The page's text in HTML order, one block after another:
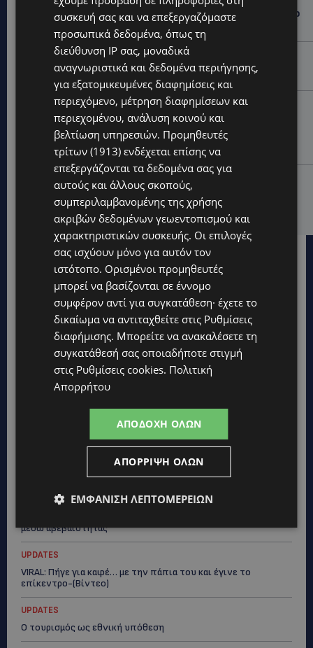
VIRAL: Πήγε για καφέ… με την πάπια του και έγινε το
επίκεντρο-(Βίντεο)
UPDATES
Ο τουρισμός ως εθνική υπόθεση
UPDATES
Εμβληματική Τουριστική Έκταση στην Παραλιακή
Ζώνη Αλαμινού με Αδειοδοτημένη Ξενοδοχειακή
Ανάπτυξη και Πανοραμική Θέα της Θάλασσας
UPDATES
Επένδυση €31 εκατ. για εκσυγχρονισμό των
Υπηρεσιών Κοινωνικής Ευημερίας
UPDATES
μέσω αβεβαιότητας
UPDATES
VIRAL: Πήγε για καφέ… με την πάπια του και έγινε το
επίκεντρο-(Βίντεο)
UPDATES
Ο τουρισμός ως εθνική υπόθεση
συσκευή σας και να επεξεργαζόμαστε
προσωπικά δεδομένα, όπως τη
διεύθυνση IP σας, μοναδικά
αναγνωριστικά και δεδομένα περιήγησης,
για εξατομικευμένες διαφημίσεις και
περιεχόμενο, μέτρηση διαφημίσεων και
περιεχομένου, ανάλυση κοινού και
βελτίωση υπηρεσιών. Προμηθευτές
τρίτων (1913) ενδέχεται επίσης να
επεξεργάζονται τα δεδομένα σας για
αυτούς και άλλους σκοπούς,
συμπεριλαμβανομένης της χρήσης
ακριβών δεδομένων γεωεντοπισμού και
χαρακτηριστικών συσκευής. Οι επιλογές
σας ισχύουν μόνο για αυτόν τον
ιστότοπο. Ορισμένοι προμηθευτές
μπορεί να βασίζονται σε έννομο
συμφέρον αντί για συγκατάθεση· έχετε το
δικαίωμα να αντιταχθείτε στις Ρυθμίσεις
διαφήμισης. Μπορείτε να ανακαλέσετε τη
συγκατάθεσή σας οποιαδήποτε στιγμή
στις Ρυθμίσεις cookies. Πολιτική
Απορρήτου
ΑΠΟΔΟΧΉ ΌΛΩΝ
ΑΠΌΡΡΙΨΗ ΌΛΩΝ
ΕΜΦΆΝΙΣΗ ΛΕΠΤΟΜΕΡΕΙΏΝ